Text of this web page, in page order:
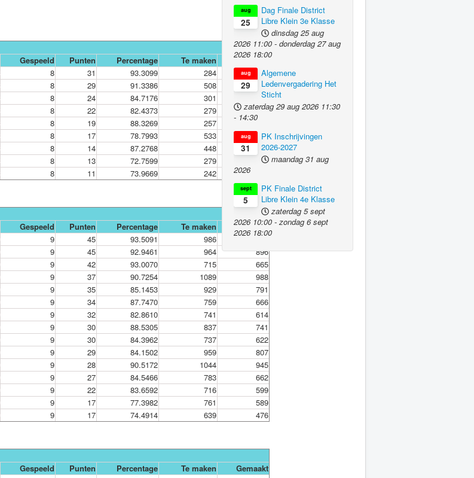
Gespeeld Punten Percentage Te maken
Gemaakt
8 31 93.3099 284
265
8 29 91.3386 508
464
8 24 84.7176 301
255
8 22 82.4373 279
230
8 19 88.3269 257
227
8 17 78.7993 533
420
8 14 87.2768 448
391
8 13 72.7599 279
203
8 11 73.9669 242
Gespeeld Punten Percentage Te maken
Gemaakt
9 45 93.5091 986
922
9 45 92.9461 964
896
9 42 93.0070 715
665
9 37 90.7254 1089
988
9 35 85.1453 929
791
9 34 87.7470 759
666
9 32 82.8610 741
614
9 30 88.5305 837
741
9 30 84.3962 737
622
9 29 84.1502 959
807
9 28 90.5172 1044
945
9 27 84.5466 783
662
9 22 83.6592 716
599
9 17 77.3982 761
589
9 17 74.4914 639 476
Gespeeld Punten Percentage Te maken
Gemaakt
25
aug
Dag Finale District
Libre Klein 3e Klasse
dinsdag 25 aug
2026 11:00 - donderdag 27 aug
2026 18:00
29
aug
Algemene
Ledenvergadering Het
Sticht
zaterdag 29 aug 2026 11:30
- 14:30
31
aug
PK Inschrijvingen
2026-2027
maandag 31 aug
2026
5
sept
PK Finale District
Libre Klein 4e Klasse
zaterdag 5 sept
2026 10:00 - zondag 6 sept
2026 18:00